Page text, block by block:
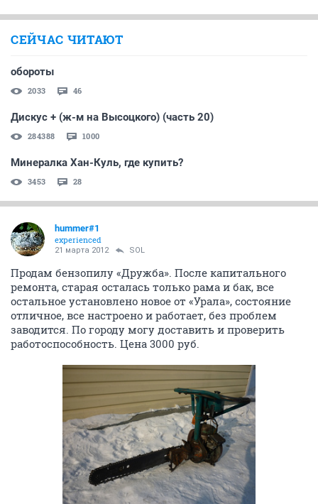
СЕЙЧАС ЧИТАЮТ
обороты
2033 46
Дискус + (ж-м на Высоцкого) (часть 20)
284388 1000
Минералка Хан-Куль, где купить?
3453 28
hummer#1
experienced
21 марта 2012 SOL
Продам бензопилу «Дружба». После капитального
ремонта, старая осталась только рама и бак, все
остальное установлено новое от «Урала», состояние
отличное, все настроено и работает, без проблем
заводится. По городу могу доставить и проверить
работоспособность. Цена 3000 руб.